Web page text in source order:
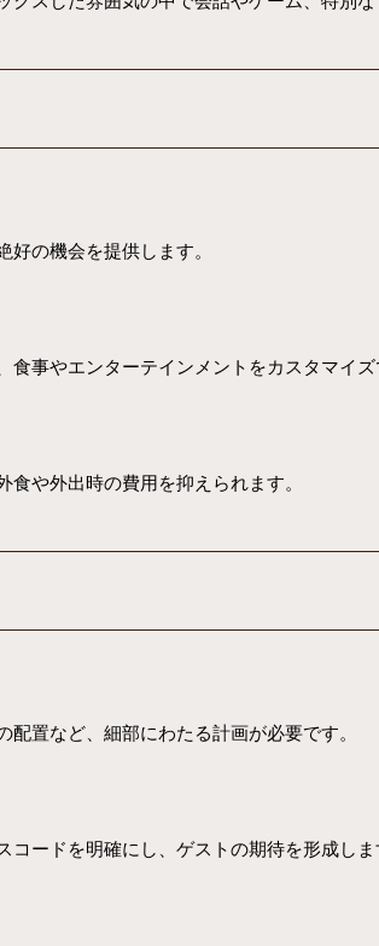
の機会を提供します。
事やエンターテインメントをカスタマイズ
や外出時の費用を抑えられます。
置など、細部にわたる計画が必要です。
ードを明確にし、ゲストの期待を形成しま